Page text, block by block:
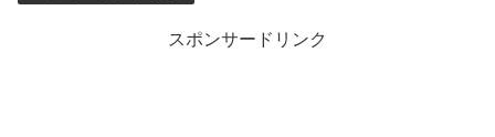
スポンサードリンク